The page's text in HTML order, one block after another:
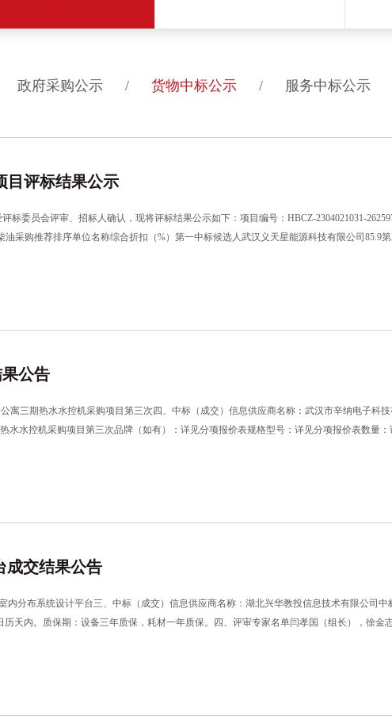
政府采购公示 / 货物中标公示 / 服务中标公示
目评标结果公示
委员会评审、招标人确认，现将评标结果公示如下：项目编号：HBCZ-2304021031-
采购推荐排序单位名称综合折扣（%）第一中标候选人武汉义天星能源科技有限公司85.9
公告
寓三期热水水控机采购项目第三次四、中标（成交）信息供应商名称：武汉市辛纳电子科
水水控机采购项目第三次品牌（如有）：详见分项报价表规格型号：详见分项报价表数量
成交结果公告
内分布系统设计平台三、中标（成交）信息供应商名称：湖北兴华教投信息技术有限公司
天内。质保期：设备三年质保，耗材一年质保。四、评审专家名单闫孝国（组长），徐金